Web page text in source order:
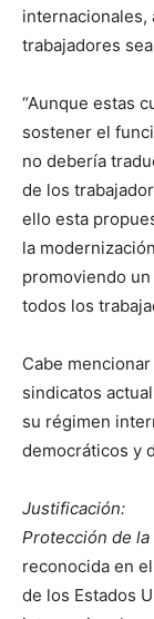
internacionales,
trabajadores
“Aunque estas
sostener el
no debería
de los
ello esta
la
promoviendo
todos los
Cabe
sindicatos
su régimen
democráticos y
Justificación:
Protección de
reconocida en
de los Estados